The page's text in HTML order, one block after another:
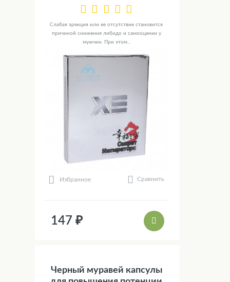
Слабая эрекция или ее отсутствие становится
причиной снижения либидо и самооценки у
мужчин. При этом...
Избранное Сравнить
147 ₽
Черный муравей капсулы